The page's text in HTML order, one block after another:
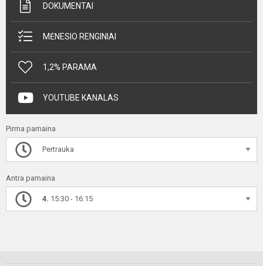
DOKUMENTAI
MĖNESIO RENGINIAI
1,2% PARAMA
YOUTUBE KANALAS
Pirma pamaina
Pertrauka
Antra pamaina
4. 15:30 - 16:15